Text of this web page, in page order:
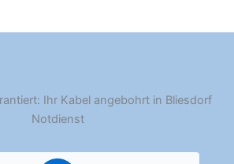
Ihr Kabel angebohrt in Bliesdorf
Notdienst